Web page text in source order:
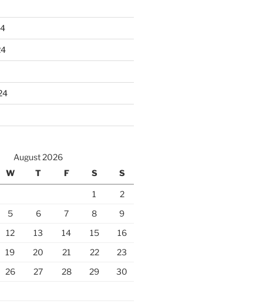
August 2026
W T F S S
1
2
5 6 7 8
9
12 13 14 15
16
19 20 21 22
23
26 27 28 29
30